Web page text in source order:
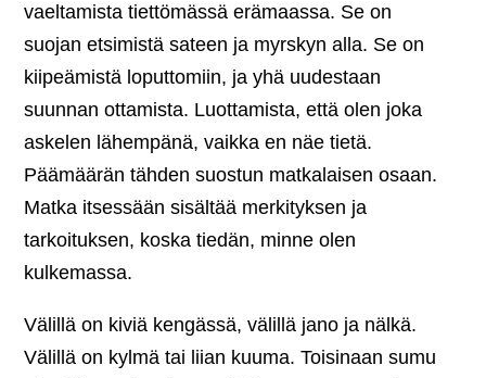
vaeltamista tiettömässä erämaassa. Se on
suojan etsimistä sateen ja myrskyn alla. Se on
kiipeämistä loputtomiin, ja yhä uudestaan
suunnan ottamista. Luottamista, että olen joka
askelen lähempänä, vaikka en näe tietä.
Päämäärän tähden suostun matkalaisen osaan.
Matka itsessään sisältää merkityksen ja
tarkoituksen, koska tiedän, minne olen
kulkemassa.
Välillä on kiviä kengässä, välillä jano ja nälkä.
Välillä on kylmä tai liian kuuma. Toisinaan sumu